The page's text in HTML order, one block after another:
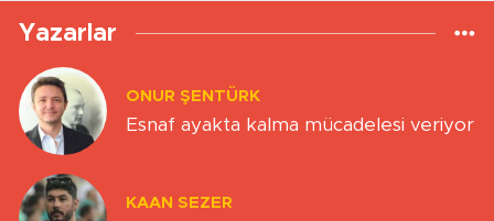
Yazarlar
ONUR ŞENTÜRK
Esnaf ayakta kalma mücadelesi veriyor
KAAN SEZER